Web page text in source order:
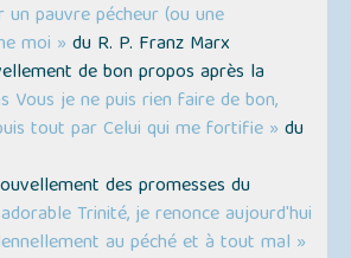
un pauvre pécheur (ou une
moi » du R. P. Franz Marx
de bon propos après la
Vous je ne puis rien faire de bon,
tout par Celui qui me fortifie » du
des promesses du
Trinité, je renonce aujourd'hui
au péché et à tout mal »